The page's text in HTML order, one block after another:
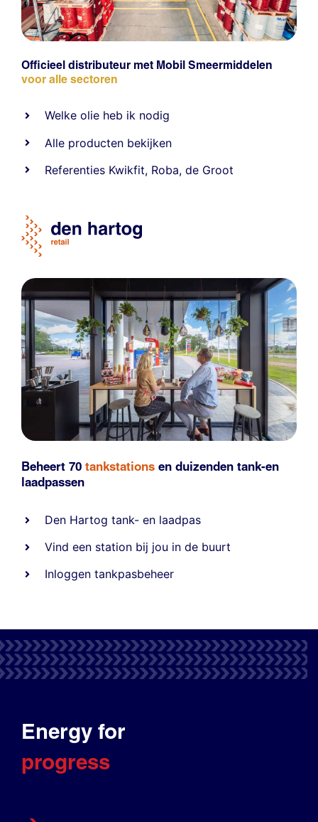
Officieel distributeur met Mobil Smeermiddelen
voor alle sectoren
Welke olie heb ik nodig
Alle producten bekijken
Referenties Kwikfit, Roba,de Groot
Beheert 70 tankstations en duizenden tank-en
laadpassen
Den Hartog tank- en laadpas
Vind een station bij jou in de buurt
Inloggen tankpasbeheer
Energy for
progress